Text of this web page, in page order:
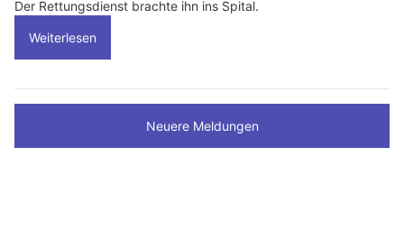
Der Rettungsdienst brachte ihn ins Spital.
Weiterlesen
Neuere Meldungen